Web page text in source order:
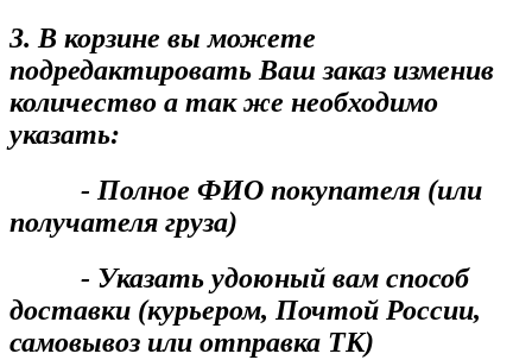
3. В корзине вы можете
подредактировать Ваш заказ изменив
количество а так же необходимо
указать:
- Полное ФИО покупателя (или
получателя груза)
- Указать удоюный вам способ
доставки (курьером, Почтой России,
самовывоз или отправка ТК)